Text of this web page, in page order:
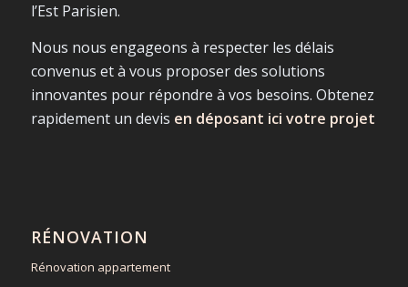
l’Est Parisien.
Nous nous engageons à respecter les délais
convenus et à vous proposer des solutions
innovantes pour répondre à vos besoins. Obtenez
rapidement un devis en déposant ici votre projet
RÉNOVATION
Rénovation appartement